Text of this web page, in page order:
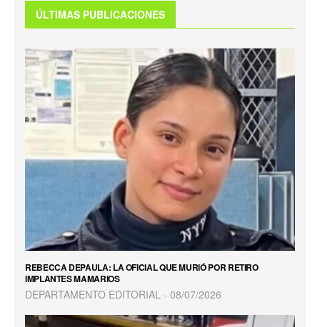
ÚLTIMAS PUBLICACIONES
REBECCA DEPAULA: LA OFICIAL QUE MURIÓ POR RETIRO
IMPLANTES MAMARIOS
DEPARTAMENTO EDITORIAL 08/07/2026